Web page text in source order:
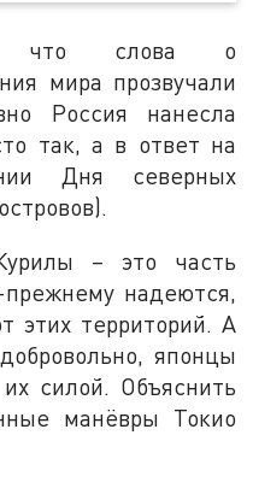
что слова о
мира прозвучали
Россия нанесла
так, а в ответ на
Дня северных
– это часть
надеются,
этих территорий. А
японцы
силой. Объяснить
манёвры Токио